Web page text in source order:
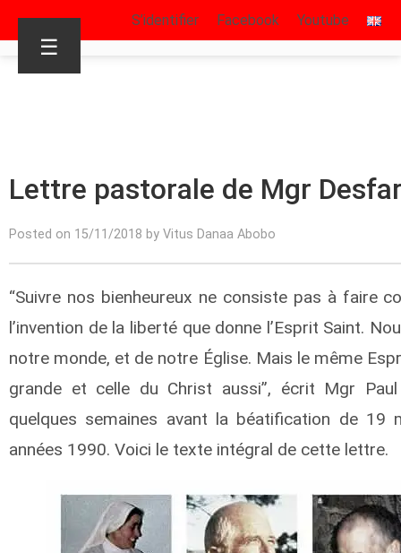
S’identifier Facebook Youtube
☰
Lettre pastorale de Mgr
Posted on 15/11/2018 by Vitus Danaa Abobo
“Suivre nos bienheureux ne consiste pas à faire
l’invention de la liberté que donne l’Esprit Saint.
notre monde, et de notre Église. Mais le même
grande et celle du Christ aussi”, écrit Mgr Paul
quelques semaines avant la béatification de 19
années 1990. Voici le texte intégral de cette lettre.